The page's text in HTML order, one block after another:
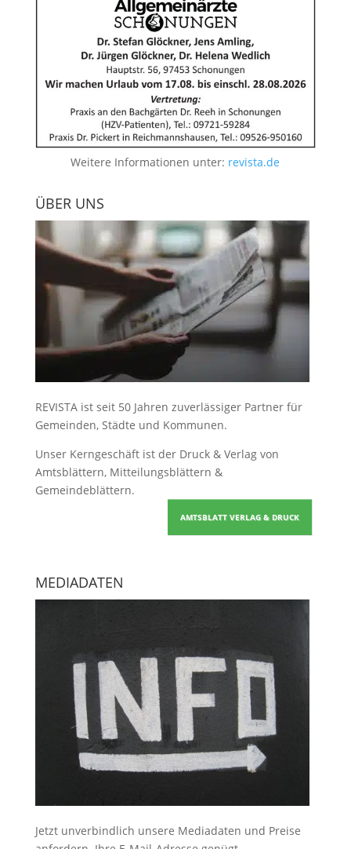
Weitere Informationen unter: revista.de
ÜBER UNS
REVISTA ist seit 50 Jahren zuverlässiger Partner für
Gemeinden, Städte und Kommunen.
Unser Kerngeschäft ist der Druck & Verlag von
Amtsblättern, Mitteilungsblättern &
Gemeindeblättern.
AMTSBLATT VERLAG & DRUCK
MEDIADATEN
Jetzt unverbindlich unsere Mediadaten und Preise